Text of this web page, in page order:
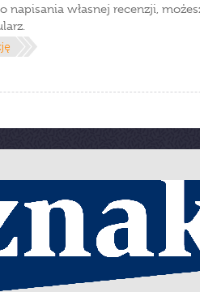
napisania własnej recenzji,